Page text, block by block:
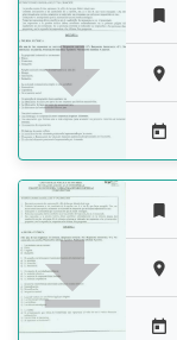







